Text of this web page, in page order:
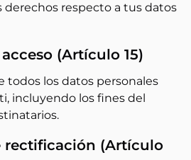
derechos respecto a tus datos
(Artículo 15)
todos los datos personales
incluyendo los fines del
rectificación (Artículo